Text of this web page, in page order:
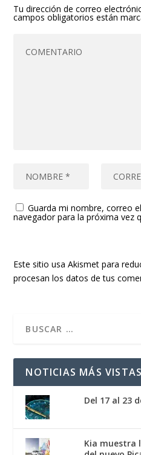
Tu dirección de correo
campos obligatorios están
Guarda mi nombre, correo
navegador para la próxima vez
Este sitio usa Akismet para
procesan los datos de tus
NOTICIAS MÁS VISTAS
Del 17 al 23
Kia muestra